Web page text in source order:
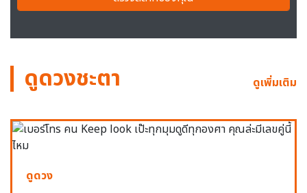
ดูดวงชะตา ดูเพิ่มเติม
ดูดวง